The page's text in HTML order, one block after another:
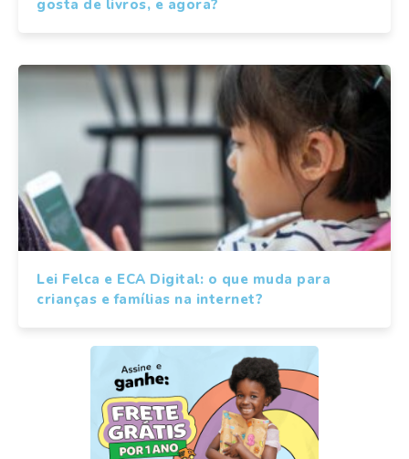
gosta de livros, e agora?
Lei Felca e ECA Digital: o que muda para
crianças e famílias na internet?